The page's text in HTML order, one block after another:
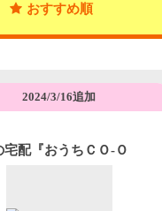
おすすめ順
2024/3/16追加
宅配『おうちＣＯ-Ｏ